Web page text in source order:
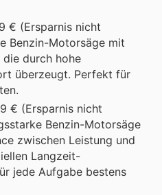
€ (Ersparnis nicht
Benzin-Motorsäge mit
durch hohe
überzeugt. Perfekt für
€ (Ersparnis nicht
Benzin-Motorsäge
zwischen Leistung und
Langzeit-
jede Aufgabe bestens